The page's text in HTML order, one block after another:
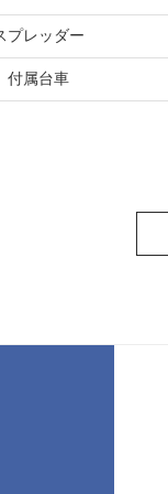
プレッダー
付属台車